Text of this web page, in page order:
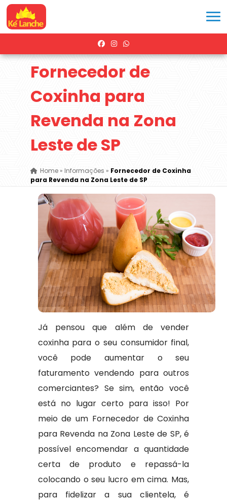
Fornecedor de
Coxinha para
Revenda na Zona
Leste de SP
Home» Informações » Fornecedor de Coxinha
para Revenda na Zona Leste de SP
Já pensou que além de vender
coxinha para o seu consumidor final,
você pode aumentar o seu
faturamento vendendo para outros
comerciantes? Se sim, então você
está no lugar certo para isso! Por
meio de um Fornecedor de Coxinha
para Revenda na Zona Leste de SP, é
possível encomendar a quantidade
certa de produto e repassá-la
colocando o seu lucro em cima. Mas,
para fidelizar a sua clientela, é